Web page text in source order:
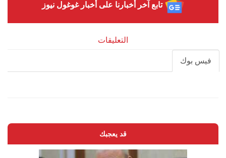
تابع آخر أخبارنا على أخبار غوغول نيوز
التعليقات
فيس بوك
قد يعجبك